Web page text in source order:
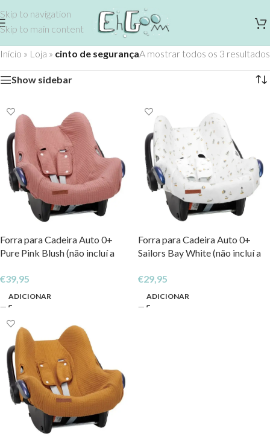
Skip to navigation
Skip to main content
Início » Loja » cinto de segurançaA mostrar todos os 3 resultados
Show sidebar
Forra para Cadeira Auto 0+
Pure Pink Blush (não incluí a
€39,95
ADICIONAR
Forra para Cadeira Auto 0+
Sailors Bay White (não incluí a
€29,95
ADICIONAR